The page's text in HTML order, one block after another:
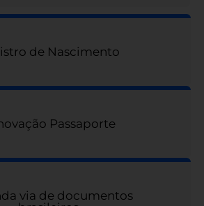
de Nascimento
Passaporte
via de documentos